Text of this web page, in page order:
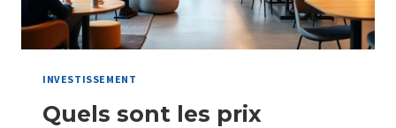
INVESTISSEMENT
Quels sont les prix